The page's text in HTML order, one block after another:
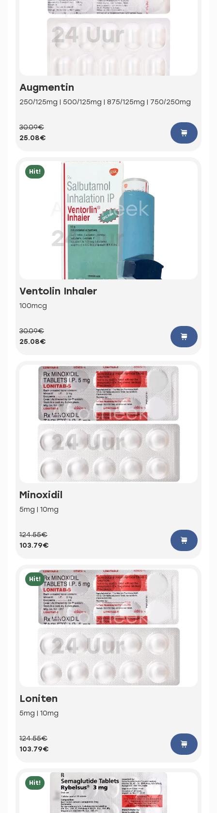
Augmentin
250/125mg | 500/125mg | 875/125mg | 750/250mg
30.09€
25.08€
Hit!
Ventolin Inhaler
100mcg
30.09€
25.08€
Minoxidil
5mg | 10mg
124.55€
103.79€
Hit!
Loniten
5mg | 10mg
124.55€
103.79€
Hit!